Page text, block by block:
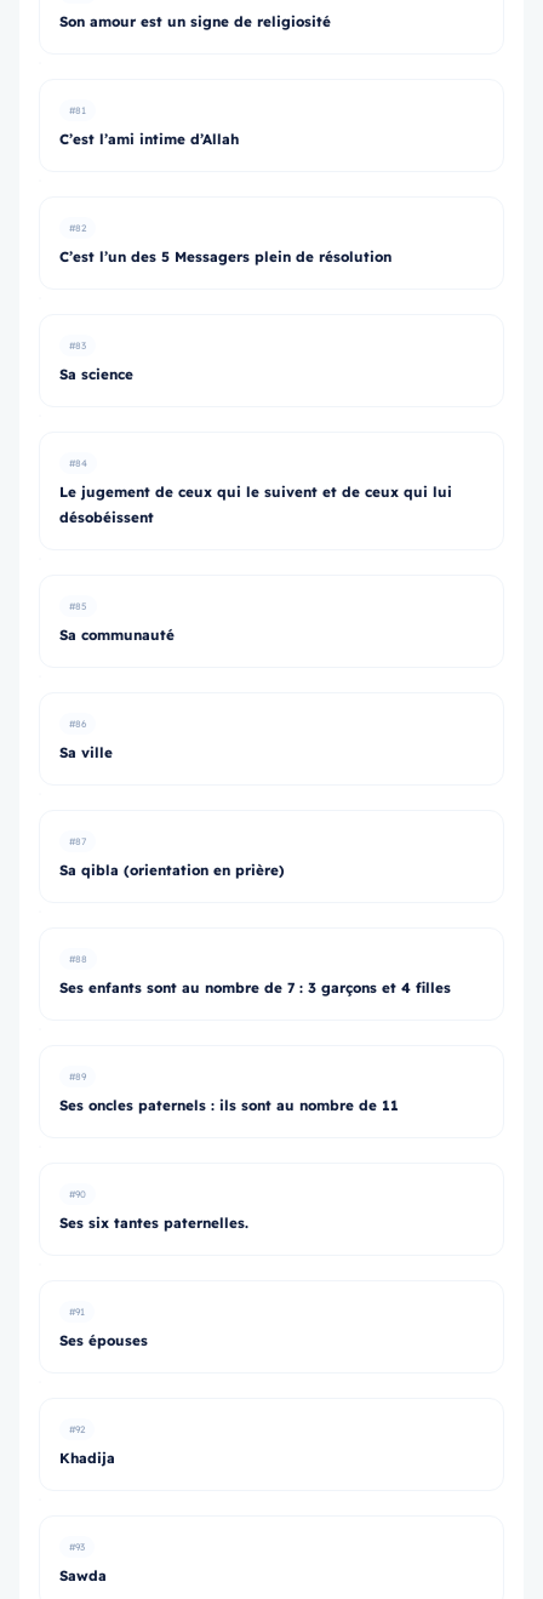
Son amour est un signe de religiosité
#81
C’est l’ami intime d’Allah
#82
C’est l’un des 5 Messagers plein de résolution
#83
Sa science
#84
Le jugement de ceux qui le suivent et de ceux qui lui
désobéissent
#85
Sa communauté
#86
Sa ville
#87
Sa qibla (orientation en prière)
#88
Ses enfants sont au nombre de 7 : 3 garçons et 4 filles
#89
Ses oncles paternels : ils sont au nombre de 11
#90
Ses six tantes paternelles.
#91
Ses épouses
#92
Khadija
#93
Sawda